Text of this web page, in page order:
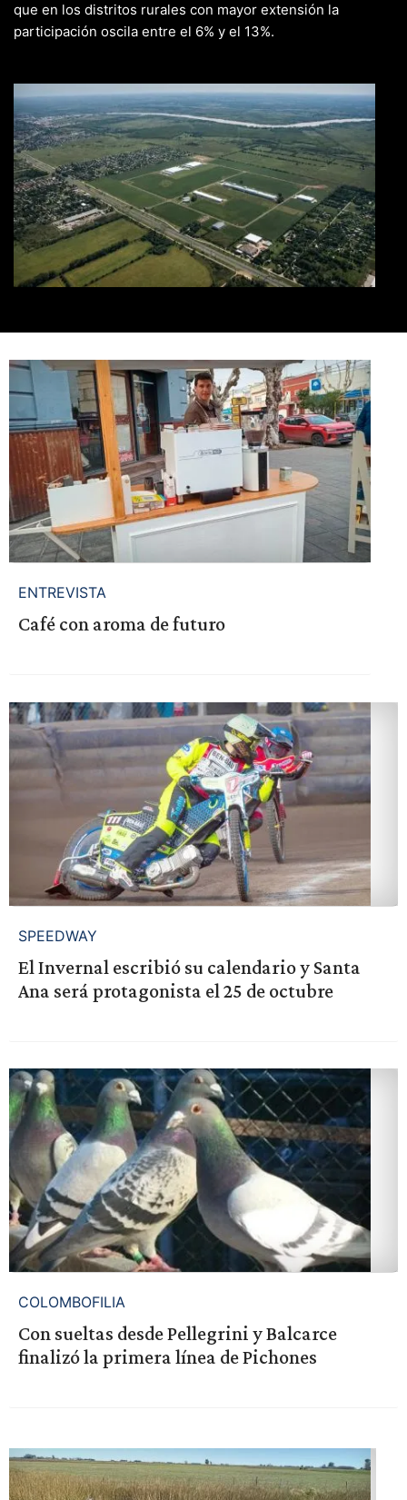
que en los distritos rurales con mayor extensión la
participación oscila entre el 6% y el 13%.
ENTREVISTA
Café con aroma de futuro
SPEEDWAY
El Invernal escribió su calendario y Santa
Ana será protagonista el 25 de octubre
COLOMBOFILIA
Con sueltas desde Pellegrini y Balcarce
finalizó la primera línea de Pichones